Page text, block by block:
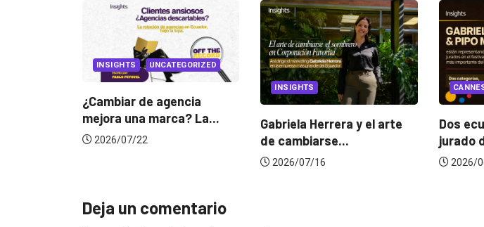
marca? La...
Gabriela Herrera y el arte
de cambiarse...
CANNES LIONS 2026
Dos ecuatorianos en el
jurado de Cannes...
2026/06/23
Deja un comentario